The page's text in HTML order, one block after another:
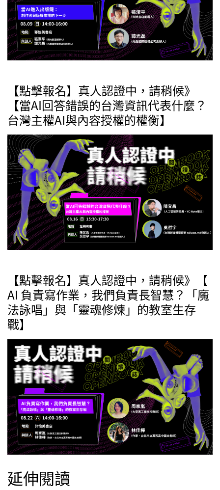
【點擊報名】真人認證中，請稍候》
【當AI回答錯誤的台灣資訊代表什麼？
台灣主權AI與內容授權的權衡】
【點擊報名】真人認證中，請稍候》【
AI 負責寫作業，我們負責長智慧？「魔
法詠唱」與「靈魂修煉」的教室生存
戰】
延伸閱讀